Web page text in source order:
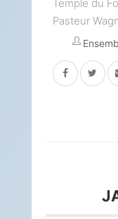
Temple du
Pasteur